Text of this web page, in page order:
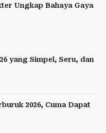
Ungkap Bahaya Gaya
yang Simpel, Seru, dan
2026, Cuma Dapat